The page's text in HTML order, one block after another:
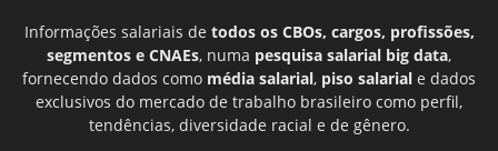
Informações salariais de todos os CBOs, cargos, profissões,
segmentos e CNAEs, numa pesquisa salarial big data,
fornecendo dados como média salarial, piso salarial e dados
exclusivos do mercado de trabalho brasileiro como perfil,
tendências, diversidade racial e de gênero.